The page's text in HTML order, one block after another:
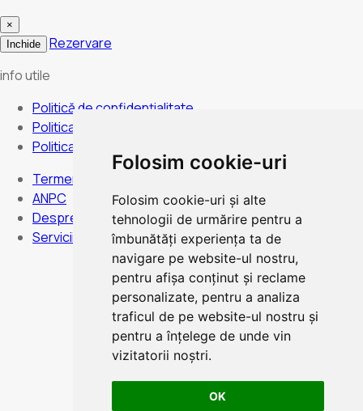
Folosim cookie-uri
Folosim cookie-uri și alte
tehnologii de urmărire pentru a
îmbunătăți experiența ta de
navigare pe website-ul nostru,
pentru afișa conținut și reclame
personalizate, pentru a analiza
traficul de pe website-ul nostru și
pentru a înțelege de unde vin
vizitatorii noștri.
OK
×
Inchide
Rezervare
info utile
Politică de confidențialitate
Politica de anulare
Politica de cookies
Termeni și condiții
ANPC
Despre noi
Servicii
Program:Luni duminica - Non stop
Plata card